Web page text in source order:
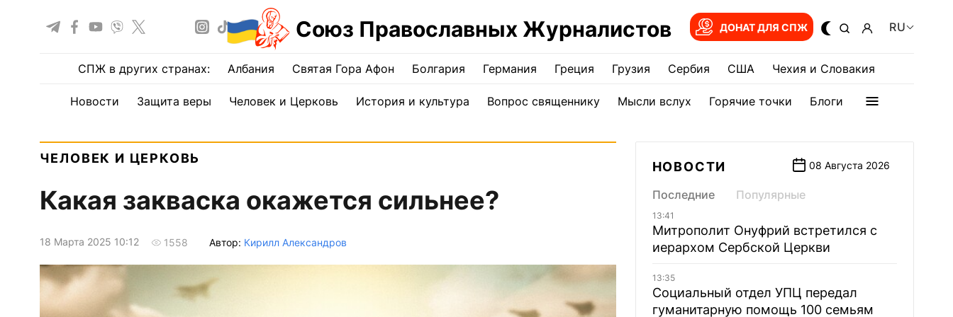
Союз Православных Журналистов ДОНАТ ДЛЯ СПЖ RU
СПЖ в других странах: Албания Святая Гора Афон Болгария Германия Греция Грузия Сербия США Чехия и Словакия
Новости Защита веры Человек и Церковь История и культура Вопрос священнику Мысли вслух Горячие точки Блоги
ЧЕЛОВЕК И ЦЕРКОВЬ
Какая закваска окажется сильнее?
18 Марта 2025 10:12 1558 Автор: Кирилл Александров
НОВОСТИ 08 Августа 2026
Последние Популярные
13:41
Митрополит Онуфрий встретился с
иерархом Сербской Церкви
13:35
Социальный отдел УПЦ передал
гуманитарную помощь 100 семьям